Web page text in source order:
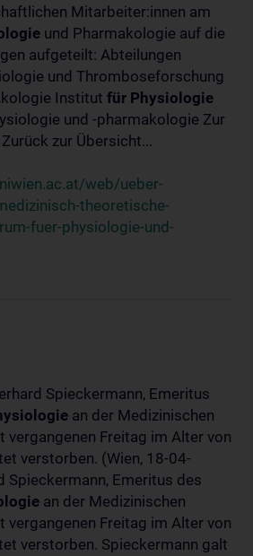
Mitarbeiter:innen am
und Pharmakologie auf die
aufgeteilt: Abteilungen
und Thromboseforschung
Institut für Physiologie
und -pharmakologie Zur
zur Übersicht...
web/ueber-
theoretische-
fuer-physiologie-und-
Spieckermann, Emeritus
an der Medizinischen
vergangenen Freitag im Alter von
verstorben. (Wien, 18-04-
Spieckermann, Emeritus des
an der Medizinischen
vergangenen Freitag im Alter von
verstorben. Spieckermann galt